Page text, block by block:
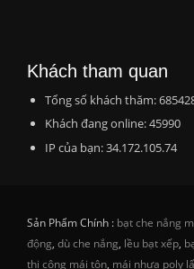
Khách tham quan
Tổng số khách thăm:
Khách đang online: 45990
IP của bạn: 34.172.105.74
Sản Phẩm Chính : bạt che nắng
động, dù che nắng, lều bạt xếp,
thi công mái tôn, mái nhựa poly